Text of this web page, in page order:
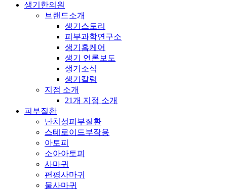
생기한의원
브랜드소개
생기스토리
피부과학연구소
생기홈케어
생기 언론보도
생기소식
생기칼럼
지점 소개
21개 지점 소개
피부질환
난치성피부질환
스테로이드부작용
아토피
소아아토피
사마귀
편평사마귀
물사마귀